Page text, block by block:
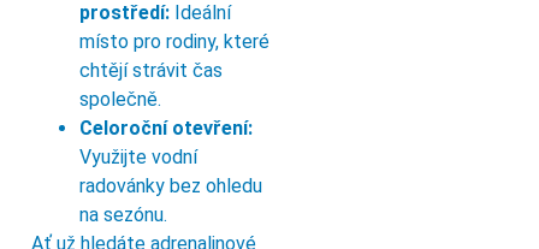
prostředí: Ideální
místo pro rodiny, které
chtějí strávit čas
společně.
Celoroční otevření:
Využijte vodní
radovánky bez ohledu
na sezónu.
Ať už hledáte adrenalinové